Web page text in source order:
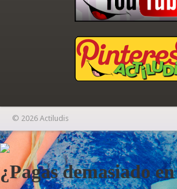
© 2026 Actiludis
×
¿Pagas demasiado